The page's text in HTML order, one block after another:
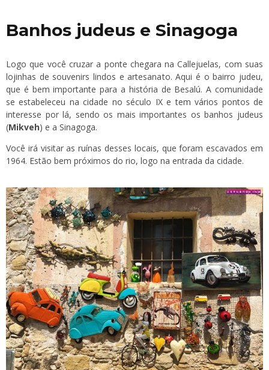
Banhos judeus e Sinagoga
Logo que você cruzar a ponte chegara na Callejuelas, com suas
lojinhas de souvenirs lindos e artesanato. Aqui é o bairro judeu,
que é bem importante para a história de Besalú. A comunidade
se estabeleceu na cidade no século IX e tem vários pontos de
interesse por lá, sendo os mais importantes os banhos judeus
(Mikveh) e a Sinagoga.
Você irá visitar as ruínas desses locais, que foram escavados em
1964. Estão bem próximos do rio, logo na entrada da cidade.